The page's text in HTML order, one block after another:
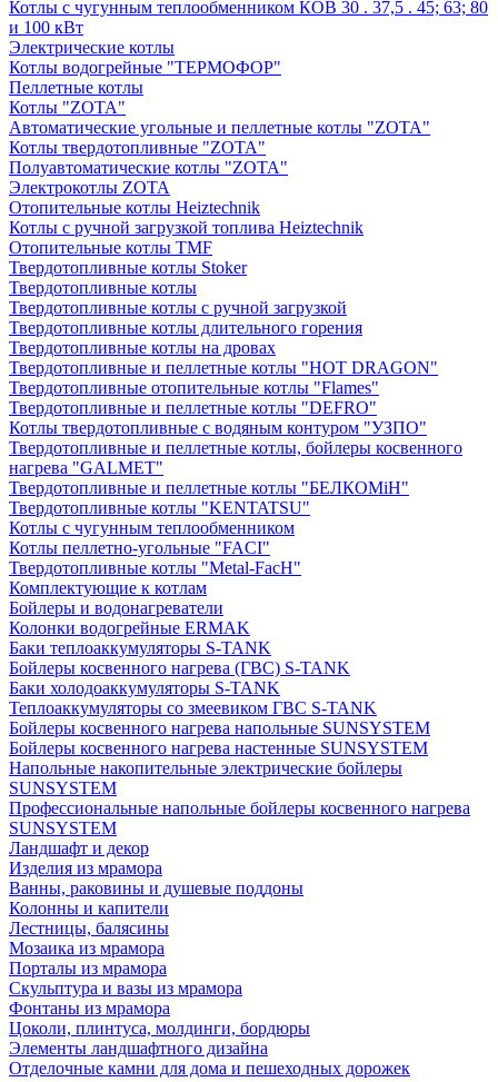
Котлы с чугунным теплообменником КОВ 30 . 37,5 . 45; 63; 80
и 100 кВт
Электрические котлы
Котлы водогрейные "ТЕРМОФОР"
Пеллетные котлы
Котлы "ZOTA"
Автоматические угольные и пеллетные котлы "ZOTA"
Котлы твердотопливные "ZOTA"
Полуавтоматические котлы "ZOTA"
Электрокотлы ZOTA
Отопительные котлы Heiztechnik
Котлы с ручной загрузкой топлива Heiztechnik
Отопительные котлы TMF
Твердотопливные котлы Stoker
Твердотопливные котлы
Твердотопливные котлы с ручной загрузкой
Твердотопливные котлы длительного горения
Твердотопливные котлы на дровах
Твердотопливные и пеллетные котлы "HOT DRAGON"
Твердотопливные отопительные котлы "Flames"
Твердотопливные и пеллетные котлы "DEFRO"
Котлы твердотопливные с водяным контуром "УЗПО"
Твердотопливные и пеллетные котлы, бойлеры косвенного
нагрева "GALMET"
Твердотопливные и пеллетные котлы "БЕЛКОМiН"
Твердотопливные котлы "KENTATSU"
Котлы с чугунным теплообменником
Котлы пеллетно-угольные "FACI"
Твердотопливные котлы "Metal-FacH"
Комплектующие к котлам
Бойлеры и водонагреватели
Колонки водогрейные ERMAK
Баки теплоаккумуляторы S-TANK
Бойлеры косвенного нагрева (ГВС) S-TANK
Баки холодоаккумуляторы S-TANK
Теплоаккумуляторы со змеевиком ГВС S-TANK
Бойлеры косвенного нагрева напольные SUNSYSTEM
Бойлеры косвенного нагрева настенные SUNSYSTEM
Напольные накопительные электрические бойлеры
SUNSYSTEM
Профессиональные напольные бойлеры косвенного нагрева
SUNSYSTEM
Ландшафт и декор
Изделия из мрамора
Ванны, раковины и душевые поддоны
Колонны и капители
Лестницы, балясины
Мозаика из мрамора
Порталы из мрамора
Скульптура и вазы из мрамора
Фонтаны из мрамора
Цоколи, плинтуса, молдинги, бордюры
Элементы ландшафтного дизайна
Отделочные камни для дома и пешеходных дорожек